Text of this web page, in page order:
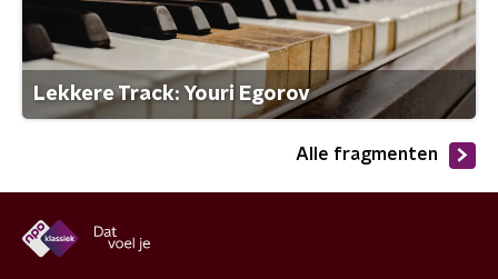
Lekkere Track: Youri Egorov
Alle fragmenten